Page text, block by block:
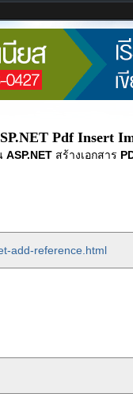
Pdf Insert
ASP.NET สร้างเอกสาร
add-reference.html